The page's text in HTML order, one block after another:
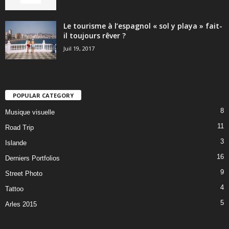
Le tourisme à l’espagnol « sol y playa » fait-
il toujours rêver ?
Juil 19, 2017
POPULAR CATEGORY
Musique visuelle 8
Road Trip 11
Islande 3
Derniers Portfolios 16
Street Photo 9
Tattoo 4
Arles 2015 5